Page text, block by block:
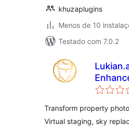
khuzaplugins
Menos de 10
Testado com 7.0.2
Transform property
Virtual staging, sky